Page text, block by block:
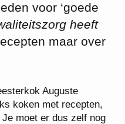
voor ‘goede
heeft
maar over
Auguste
koken met recepten,
moet er dus zelf nog